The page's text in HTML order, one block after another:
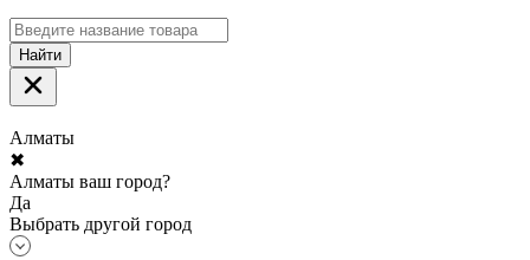
Найти
Алматы
✖
Алматы ваш город?
Да
Выбрать другой город